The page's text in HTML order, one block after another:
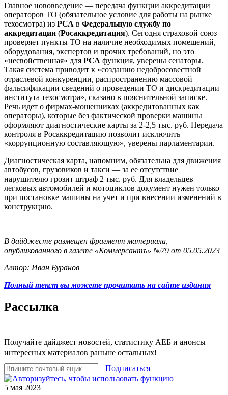
Главное нововведение — передача функции аккредитации
операторов ТО (обязательное условие для работы на рынке
техосмотра) из РСА в Федеральную службу по
аккредитации (Росаккредитация). Сегодня страховой союз
проверяет пункты ТО на наличие необходимых помещений,
оборудования, экспертов и прочих требований, но это
«несвойственная» для РСА функция, уверены сенаторы.
Такая система приводит к «созданию недобросовестной
отраслевой конкуренции, распространению массовой
фальсификации сведений о проведении ТО и дискредитации
института техосмотра», сказано в пояснительной записке.
Речь идет о фирмах-мошенниках (аккредитованных как
операторы), которые без фактической проверки машины
оформляют диагностические карты за 2-2,5 тыс. руб. Передача
контроля в Росаккредитацию позволит исключить
«коррупционную составляющую», уверены парламентарии.
Диагностическая карта, напомним, обязательна для движения
автобусов, грузовиков и такси — за ее отсутствие
нарушителю грозит штраф 2 тыс. руб. Для владельцев
легковых автомобилей и мотоциклов документ нужен только
при постановке машины на учет и при внесении изменений в
конструкцию.
В дайджесте размещен фрагмент материала,
опубликованного в газете «Коммерсантъ» №79 от 05.05.2023
Автор: Иван Буранов
Полный текст вы можете прочитать на сайте издания
Рассылка
Получайте дайджест новостей, статистику АЕБ и анонсы
интересных материалов раньше остальных!
Подписаться
5 мая 2023